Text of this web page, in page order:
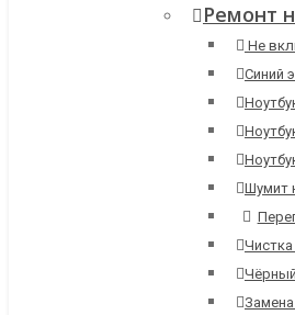
Ремонт
Не
Синий
Шумит
Чистка